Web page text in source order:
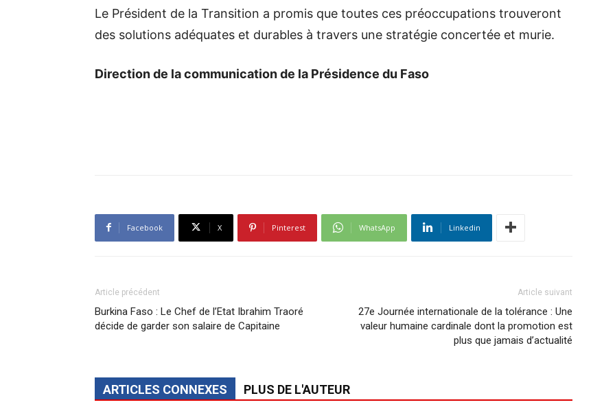
Le Président de la Transition a promis que toutes ces préoccupations trouveront
des solutions adéquates et durables à travers une stratégie concertée et murie.
Direction de la communication de la Présidence du Faso
Facebook X Pinterest WhatsApp Linkedin
Article précédent
Burkina Faso : Le Chef de l’Etat Ibrahim Traoré
décide de garder son salaire de Capitaine
Article suivant
27e Journée internationale de la tolérance : Une
valeur humaine cardinale dont la promotion est
plus que jamais d’actualité
ARTICLES CONNEXES PLUS DE L'AUTEUR